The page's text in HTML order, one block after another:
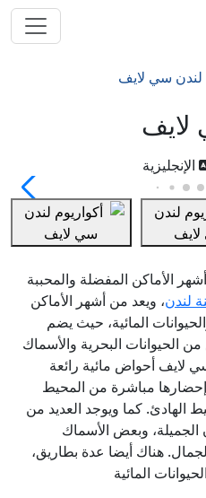
لندن سي لايف
لايف
الإنجليزية
الأماكن المفضلة والمحببة
لندن، ويعد من أشهر الأماكن
المائية، حيث يضم
على أكثر من 500 نوع من الحيوانات البحرية والأسماك
لايف أحواض مائية رائعة
مباشرة من المحيط
الهادئ. كما ويوجد العديد من
الجميلة، وبعض الأسماك
الجمال. هناك أيضا عدة بطاريق،
المائية